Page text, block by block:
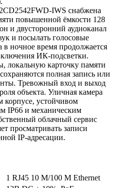
IWS снабжена
повышенной ёмкости 128
и двусторонний аудиоканал
и посылать голосовые
ночное время продолжается
ИК-подсветки.
локальную карточку памяти
полная запись или
Тревожный вход и выход
объекта. Уличная камера
корпусе, устойчивом
IP66 и механическим
облачный сервис
просматривать записи
IP-адресации.
1 RJ45 10 M/100 M Ethernet